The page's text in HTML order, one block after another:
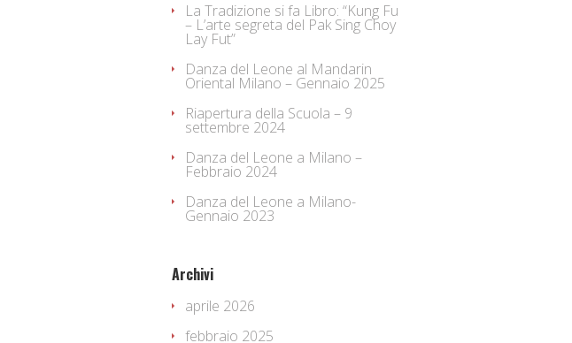
La Tradizione si fa Libro: “Kung Fu
– L’arte segreta del Pak Sing Choy
Lay Fut”
Danza del Leone al Mandarin
Oriental Milano – Gennaio 2025
Riapertura della Scuola – 9
settembre 2024
Danza del Leone a Milano –
Febbraio 2024
Danza del Leone a Milano-
Gennaio 2023
Archivi
aprile 2026
febbraio 2025